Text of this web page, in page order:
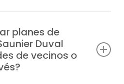
la vida útil del
consumo energético y
de tu vivienda.
planes de
Duval
de vecinos o